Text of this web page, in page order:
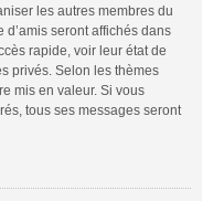
les autres membres du
seront affichés dans
rapide, voir leur état de
privés. Selon les thèmes
mis en valeur. Si vous
tous ses messages seront